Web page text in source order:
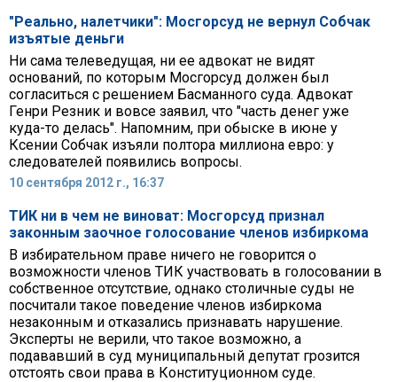
"Реально, налетчики": Мосгорсуд не вернул Собчак
изъятые деньги
Ни сама телеведущая, ни ее адвокат не видят
оснований, по которым Мосгорсуд должен был
согласиться с решением Басманного суда. Адвокат
Генри Резник и вовсе заявил, что "часть денег уже
куда-то делась". Напомним, при обыске в июне у
Ксении Собчак изъяли полтора миллиона евро: у
следователей появились вопросы.
10 сентября 2012 г., 16:37
ТИК ни в чем не виноват: Мосгорсуд признал
законным заочное голосование членов избиркома
В избирательном праве ничего не говорится о
возможности членов ТИК участвовать в голосовании в
собственное отсутствие, однако столичные суды не
посчитали такое поведение членов избиркома
незаконным и отказались признавать нарушение.
Эксперты не верили, что такое возможно, а
подававший в суд муниципальный депутат грозится
отстоять свои права в Конституционном суде.